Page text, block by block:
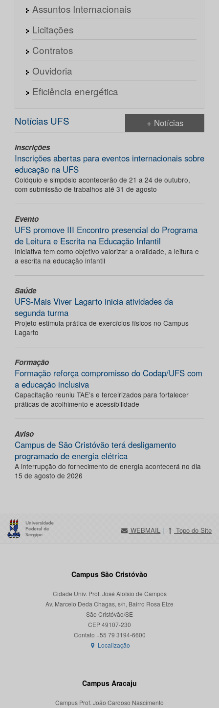
Assuntos Internacionais
Licitações
Contratos
Ouvidoria
Eficiência energética
Notícias UFS + Notícias
Inscrições
Inscrições abertas para eventos internacionais sobre
educação na UFS
Colóquio e simpósio acontecerão de 21 a 24 de outubro,
com submissão de trabalhos até 31 de agosto
Evento
UFS promove III Encontro presencial do Programa
de Leitura e Escrita na Educação Infantil
Iniciativa tem como objetivo valorizar a oralidade, a leitura e
a escrita na educação infantil
Saúde
UFS-Mais Viver Lagarto inicia atividades da
segunda turma
Projeto estimula prática de exercícios físicos no Campus
Lagarto
Formação
Formação reforça compromisso do Codap/UFS com
a educação inclusiva
Capacitação reuniu TAE’s e terceirizados para fortalecer
práticas de acolhimento e acessibilidade
Aviso
Campus de São Cristóvão terá desligamento
programado de energia elétrica
A interrupção do fornecimento de energia acontecerá no dia
15 de agosto de 2026
WEBMAIL | Topo do Site
Campus São Cristóvão
Cidade Univ. Prof. José Aloísio de Campos
Av. Marcelo Deda Chagas, s/n, Bairro Rosa Elze
São Cristóvão/SE
CEP 49107-230
Localização
Campus Aracaju
Campus Prof. João Cardoso Nascimento